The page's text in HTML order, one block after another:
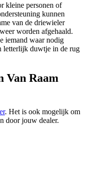
kleine personen of
kunnen
van de driewieler
worden afgehaald.
iemand waar nodig
letterlijk duwtje in de rug
Van Raam
. Het is ook mogelijk om
door jouw dealer.